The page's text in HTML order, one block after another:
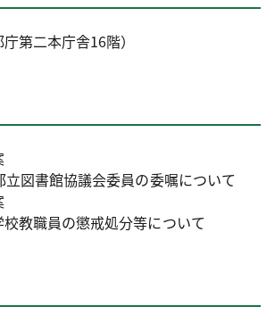
第二本庁舎16階）
図書館協議会委員の委嘱について
教職員の懲戒処分等について